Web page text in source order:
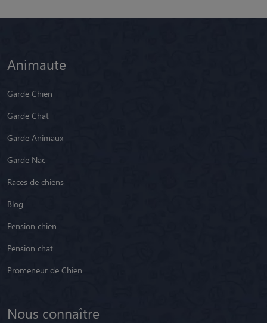
Animaute
Garde Chien
Garde Chat
Garde Animaux
Garde Nac
Races de chiens
Blog
Pension chien
Pension chat
Promeneur de Chien
Nous connaître